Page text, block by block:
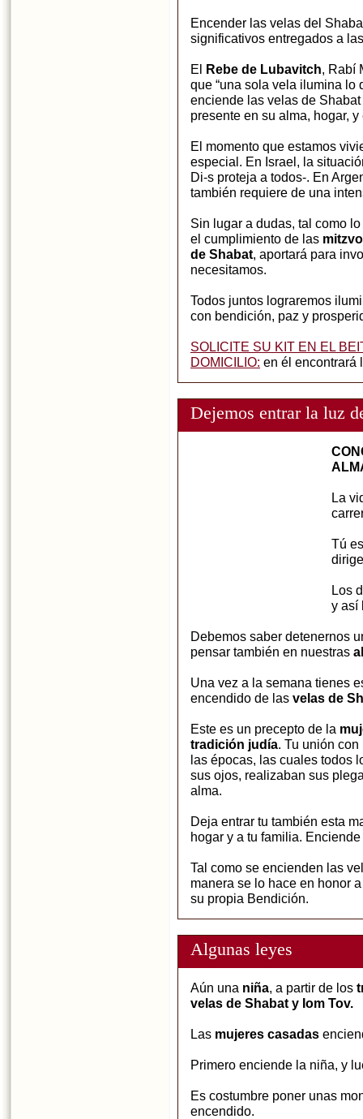
Encender las velas del
significativos entregados a las
El Rebe de Lubavitch, Rabí
que “una sola vela ilumina lo
enciende las velas de
presente en su alma, hogar,
El momento que estamos
especial. En Israel, la
Di-s proteja a todos-. En
también requiere de una
Sin lugar a dudas, tal como
el cumplimiento de las
de Shabat, aportará para
necesitamos.
Todos juntos lograremos
con bendición, paz y
SOLICITE SU KIT EN EL
DOMICILIO: en él encontrará
Dejemos entrar la luz
La
Tú
Los
y así
Debemos saber detenernos
pensar también en nuestras
Una vez a la semana tienes
encendido de las velas de
Este es un precepto de la
tradición judía. Tu unión
las épocas, las cuales todos
sus ojos, realizaban sus
alma.
Deja entrar tu también esta
hogar y a tu familia.
Tal como se encienden las
manera se lo hace en honor
su propia Bendición.
Algunas leyes
Aún una niña, a partir de los
velas de Shabat y Iom Tov.
Las mujeres casadas
Primero enciende la niña, y
Es costumbre poner unas
encendido.